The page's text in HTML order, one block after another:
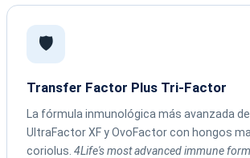
🛡️
Transfer Factor Plus Tri-Factor
La fórmula inmunológica más avanzada
UltraFactor XF y OvoFactor con hongos
coriolus. 4Life's most advanced immune